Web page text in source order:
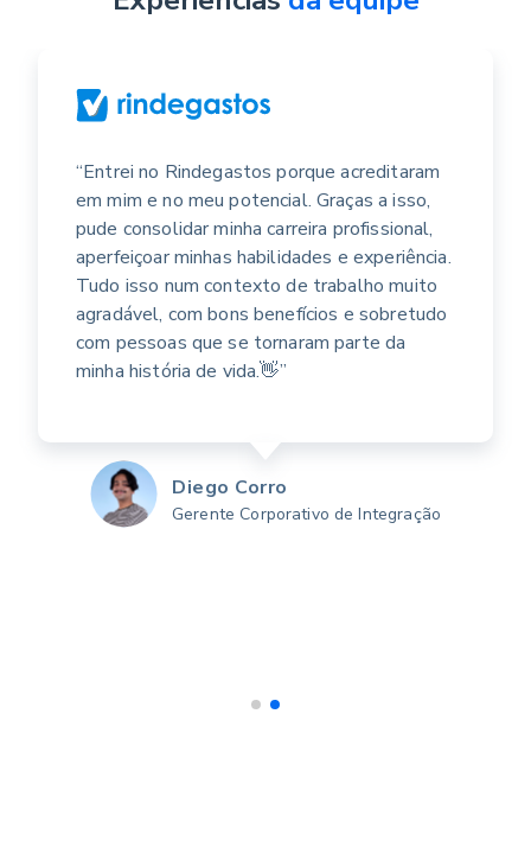
“Entrei no Rindegastos porque acreditaram
em mim e no meu potencial. Graças a isso,
pude consolidar minha carreira profissional,
aperfeiçoar minhas habilidades e experiência.
Tudo isso num contexto de trabalho muito
agradável, com bons benefícios e sobretudo
com pessoas que se tornaram parte da
minha história de vida.👋”
Diego Corro
Gerente Corporativo de Integração